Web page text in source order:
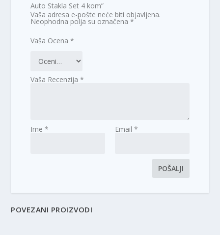
Auto Stakla Set 4 kom”
Vaša adresa e-pošte neće biti objavljena.
Neophodna polja su označena*
Vaša Ocena*
Vaša Recenzija*
Ime* Email *
POVEZANI PROIZVODI